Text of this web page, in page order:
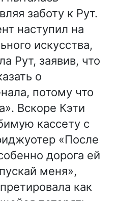
заботу к Рут.
наступил на
искусства,
Рут, заявив, что
о
потому что
Вскоре Кэти
кассету с
«После
дорога ей
меня»,
как